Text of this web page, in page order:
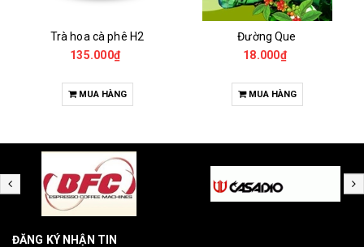
Trà hoa cà phê H2
135.000₫
MUA HÀNG
Đường Que
18.000₫
MUA HÀNG
ĐĂNG KÝ NHẬN TIN